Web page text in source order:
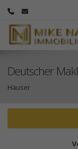
Deutscher
Häuser